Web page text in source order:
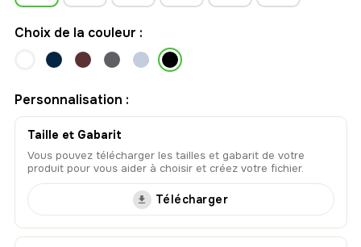
Choix de la couleur :
Personnalisation :
Taille et Gabarit
Vous pouvez télécharger les tailles et gabarit de votre
produit pour vous aider à choisir et créez votre fichier.
Télécharger